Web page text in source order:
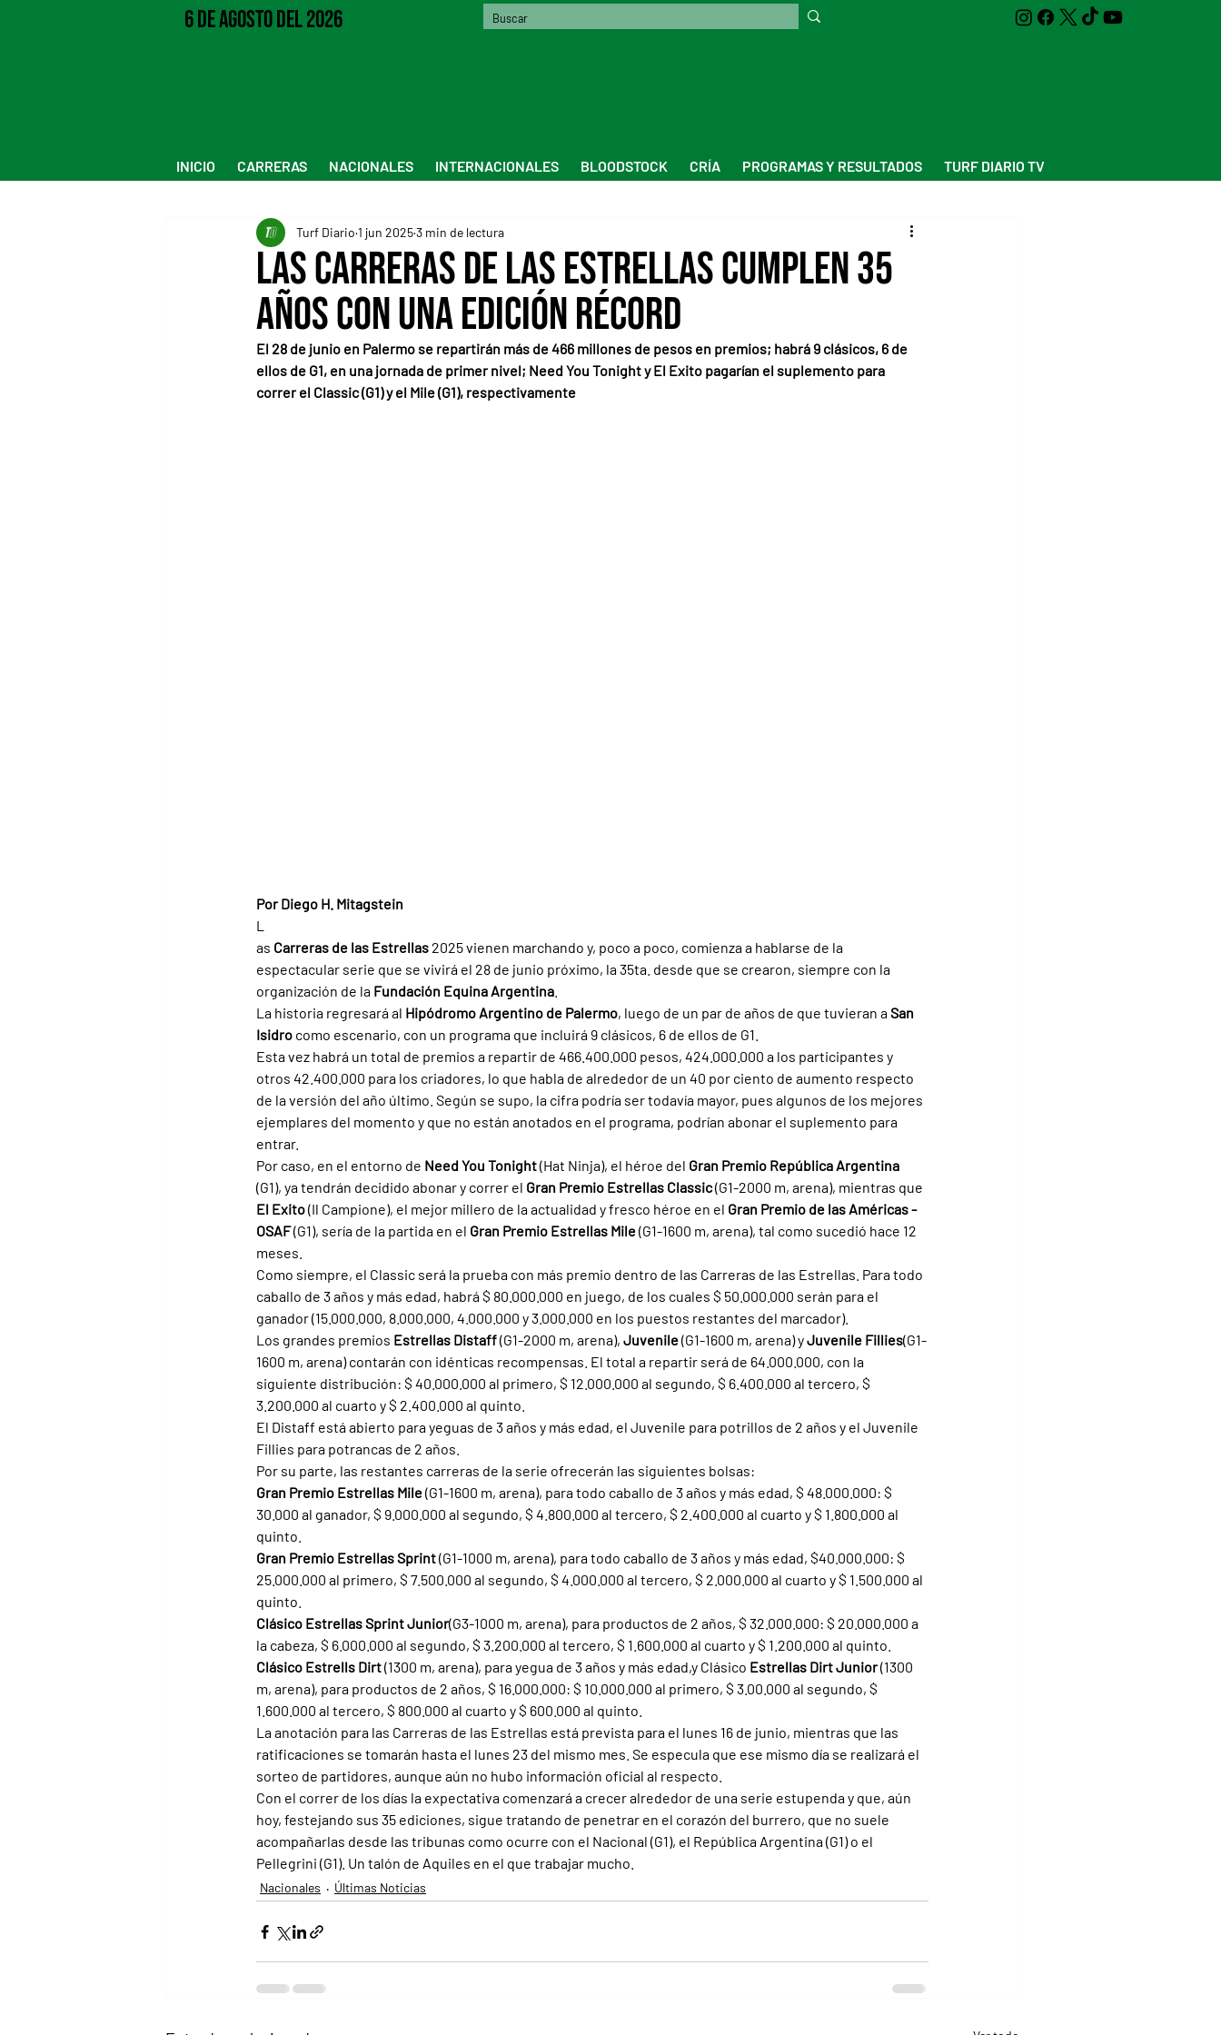
6 de Agosto del 2026
INICIO CARRERAS NACIONALES INTERNACIONALES BLOODSTOCK CRÍA PROGRAMAS Y RESULTADOS TURF DIARIO TV
Las Carreras de las Estrellas cumplen 35
años con una edición récord
Turf Diario 1 jun 20253 min de lectura
El 28 de junio en Palermo se repartirán más de 466 millones de pesos en premios; habrá 9 clásicos, 6 de
ellos de G1, en una jornada de primer nivel; Need You Tonight y El Exito pagarían el suplemento para
correr el Classic (G1) y el Mile (G1), respectivamente
Por Diego H. Mitagstein
L
as Carreras de las Estrellas 2025 vienen marchando y, poco a poco, comienza a hablarse de la
espectacular serie que se vivirá el 28 de junio próximo, la 35ta. desde que se crearon, siempre con la
organización de la Fundación Equina Argentina
La historia regresará al Hipódromo Argentino de Palermo, luego de un par de años de que tuvieran a San
Isidro como escenario, con un programa que incluirá 9 clásicos, 6 de ellos de G1.
Esta vez habrá un total de premios a repartir de 466.400.000 pesos, 424.000.000 a los participantes y
otros 42.400.000 para los criadores, lo que habla de alrededor de un 40 por ciento de aumento respecto
de la versión del año último. Según se supo, la cifra podría ser todavía mayor, pues algunos de los mejores
ejemplares del momento y que no están anotados en el programa, podrían abonar el suplemento para
entrar.
Por caso, en el entorno de Need You Tonight (Hat Ninja), el héroe del Gran Premio República Argentina
(G1), ya tendrán decidido abonar y correr el Gran Premio Estrellas Classic (G1-2000 m, arena), mientras que
El Exito (Il Campione), el mejor millero de la actualidad y fresco héroe en el Gran Premio de las Américas -
OSAF (G1), sería de la partida en el Gran Premio Estrellas Mile (G1-1600 m, arena), tal como sucedió hace 12
meses.
Como siempre, el Classic será la prueba con más premio dentro de las Carreras de las Estrellas. Para todo
caballo de 3 años y más edad, habrá $ 80.000.000 en juego, de los cuales $ 50.000.000 serán para el
ganador (15.000.000, 8.000.000, 4.000.000 y 3.000.000 en los puestos restantes del marcador).
Los grandes premios Estrellas Distaff (G1-2000 m, arena), Juvenile (G1-1600 m, arena) y Juvenile Fillies(G1-
1600 m, arena) contarán con idénticas recompensas. El total a repartir será de 64.000.000, con la
siguiente distribución: $ 40.000.000 al primero, $ 12.000.000 al segundo, $ 6.400.000 al tercero, $
3.200.000 al cuarto y $ 2.400.000 al quinto.
El Distaff está abierto para yeguas de 3 años y más edad, el Juvenile para potrillos de 2 años y el Juvenile
Fillies para potrancas de 2 años.
Por su parte, las restantes carreras de la serie ofrecerán las siguientes bolsas:
Gran Premio Estrellas Mile (G1-1600 m, arena), para todo caballo de 3 años y más edad, $ 48.000.000: $
30.000 al ganador, $ 9.000.000 al segundo, $ 4.800.000 al tercero, $ 2.400.000 al cuarto y $ 1.800.000 al
quinto.
Gran Premio Estrellas Sprint (G1-1000 m, arena), para todo caballo de 3 años y más edad, $40.000.000: $
25.000.000 al primero, $ 7.500.000 al segundo, $ 4.000.000 al tercero, $ 2.000.000 al cuarto y $ 1.500.000 al
quinto.
Clásico Estrellas Sprint Junior(G3-1000 m, arena), para productos de 2 años, $ 32.000.000: $ 20.000.000 a
la cabeza, $ 6.000.000 al segundo, $ 3.200.000 al tercero, $ 1.600.000 al cuarto y $ 1.200.000 al quinto.
Clásico Estrells Dirt (1300 m, arena), para yegua de 3 años y más edad,y Clásico Estrellas Dirt Junior (1300
m, arena), para productos de 2 años, $ 16.000.000: $ 10.000.000 al primero, $ 3.00.000 al segundo, $
1.600.000 al tercero, $ 800.000 al cuarto y $ 600.000 al quinto.
La anotación para las Carreras de las Estrellas está prevista para el lunes 16 de junio, mientras que las
ratificaciones se tomarán hasta el lunes 23 del mismo mes. Se especula que ese mismo día se realizará el
sorteo de partidores, aunque aún no hubo información oficial al respecto.
Con el correr de los días la expectativa comenzará a crecer alrededor de una serie estupenda y que, aún
hoy, festejando sus 35 ediciones, sigue tratando de penetrar en el corazón del burrero, que no suele
acompañarlas desde las tribunas como ocurre con el Nacional (G1), el República Argentina (G1) o el
Pellegrini (G1). Un talón de Aquiles en el que trabajar mucho.
Nacionales Últimas Noticias